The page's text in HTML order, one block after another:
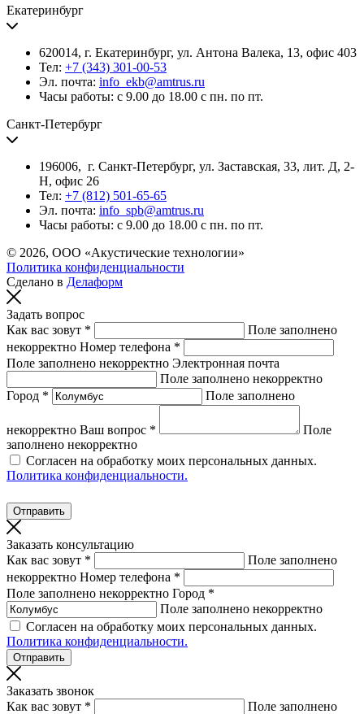
Екатеринбург
620014, г. Екатеринбург, ул. Антона Валека, 13, офис 403
Тел: +7 (343) 301-00-53
Эл. почта: info_ekb@amtrus.ru
Часы работы: с 9.00 до 18.00 с пн. по пт.
Санкт-Петербург
196006, г. Санкт-Петербург, ул. Заставская, 33, лит. Д, 2-
Н, офис 26
Тел: +7 (812) 501-65-65
Эл. почта: info_spb@amtrus.ru
Часы работы: с 9.00 до 18.00 с пн. по пт.
© 2026, ООО «Акустические технологии»
Политика конфиденциальности
Сделано в Делаформ
Задать вопрос
Как вас зовут *
Поле заполнено
некорректно Номер телефона *
Поле заполнено некорректно Электронная почта
Поле заполнено некорректно
Город *
Поле заполнено
некорректно Ваш вопрос *
Поле
заполнено некорректно
Согласен на обработку моих персональных данных.
Политика конфиденциальности.
Заказать консультацию
Как вас зовут *
Поле заполнено
некорректно Номер телефона *
Поле заполнено некорректно Город *
Поле заполнено некорректно
Согласен на обработку моих персональных данных.
Политика конфиденциальности.
Заказать звонок
Как вас зовут *
Поле заполнено